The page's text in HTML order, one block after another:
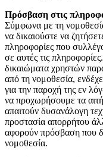
Πρόσβαση στις
Σύμφωνα με τη
να δικαιούστε να
πληροφορίες που
σε αυτές τις
δικαιώματα χρηστών
από τη νομοθεσία,
για την παροχή της εν
να προχωρήσουμε τα
απαιτούν δυσανάλογη
προστασία απορρήτου
αφορούν πρόσβαση που
νομοθεσία.